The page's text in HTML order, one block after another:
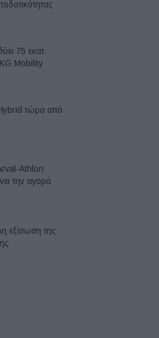
75 εκατ.
KG Mobility
τώρα από
Athlon
την αγορά
εξίσωση της